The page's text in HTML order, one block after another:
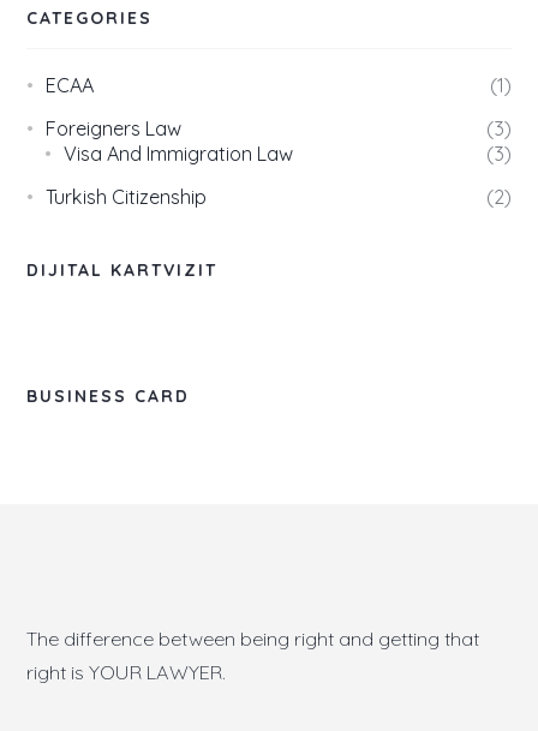
CATEGORIES
ECAA
1
Foreigners Law
3
Visa And Immigration Law
3
Turkish Citizenship
2
DIJITAL KARTVIZIT
BUSINESS CARD
The difference between being right and getting that
right is YOUR LAWYER.